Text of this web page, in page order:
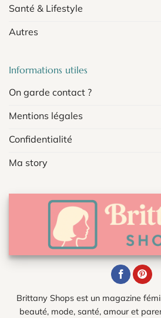
Santé & Lifestyle
Autres
Informations utiles
On garde contact ?
Mentions légales
Confidentialité
Ma story
Brittany Shops est un magazine
beauté, mode, santé, amour et